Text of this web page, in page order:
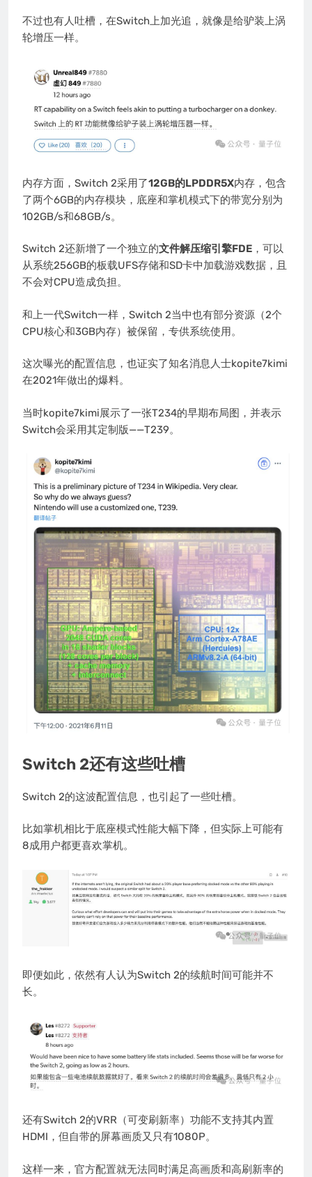
不过也有人吐槽，在Switch上加光追，就像是给驴装上涡
轮增压一样。
内存方面，Switch 2采用了12GB的LPDDR5X内存，包含
了两个6GB的内存模块，底座和掌机模式下的带宽分别为
102GB/s和68GB/s。
Switch 2还新增了一个独立的文件解压缩引擎FDE ，可以
从系统256GB的板载UFS存储和SD卡中加载游戏数据，且
不会对CPU造成负担。
和上一代Switch一样，Switch 2当中也有部分资源（2个
CPU核心和3GB内存）被保留，专供系统使用。
这次曝光的配置信息，也证实了知名消息人士kopite7kimi
在2021年做出的爆料。
当时kopite7kimi展示了一张T234的早期布局图，并表示
Switch会采用其定制版——T239。
Switch 2还有这些吐槽
Switch 2的这波配置信息，也引起了一些吐槽。
比如掌机相比于底座模式性能大幅下降，但实际上可能有
8成用户都更喜欢掌机。
即便如此，依然有人认为Switch 2的续航时间可能并不
长。
还有Switch 2的VRR（可变刷新率）功能不支持其内置
HDMI，但自带的屏幕画质又只有1080P。
这样一来，官方配置就无法同时满足高画质和高刷新率的